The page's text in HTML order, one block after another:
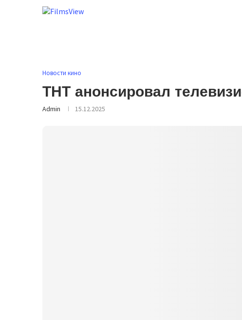
Новости кино
ТНТ анонсировал
Admin 15.12.2025